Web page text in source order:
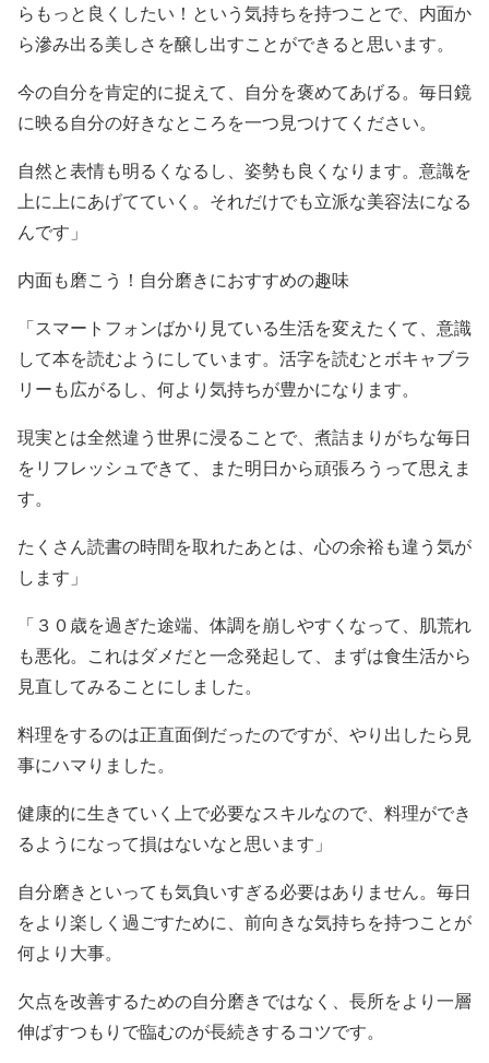
らもっと良くしたい！という気持ちを持つことで、内面か
ら滲み出る美しさを醸し出すことができると思います。
今の自分を肯定的に捉えて、自分を褒めてあげる。毎日鏡
に映る自分の好きなところを一つ見つけてください。
自然と表情も明るくなるし、姿勢も良くなります。意識を
上に上にあげてていく。それだけでも立派な美容法になる
んです」
内面も磨こう！自分磨きにおすすめの趣味
「スマートフォンばかり見ている生活を変えたくて、意識
して本を読むようにしています。活字を読むとボキャブラ
リーも広がるし、何より気持ちが豊かになります。
現実とは全然違う世界に浸ることで、煮詰まりがちな毎日
をリフレッシュできて、また明日から頑張ろうって思えま
す。
たくさん読書の時間を取れたあとは、心の余裕も違う気が
します」
「３０歳を過ぎた途端、体調を崩しやすくなって、肌荒れ
も悪化。これはダメだと一念発起して、まずは食生活から
見直してみることにしました。
料理をするのは正直面倒だったのですが、やり出したら見
事にハマりました。
健康的に生きていく上で必要なスキルなので、料理ができ
るようになって損はないなと思います」
自分磨きといっても気負いすぎる必要はありません。毎日
をより楽しく過ごすために、前向きな気持ちを持つことが
何より大事。
欠点を改善するための自分磨きではなく、長所をより一層
伸ばすつもりで臨むのが長続きするコツです。